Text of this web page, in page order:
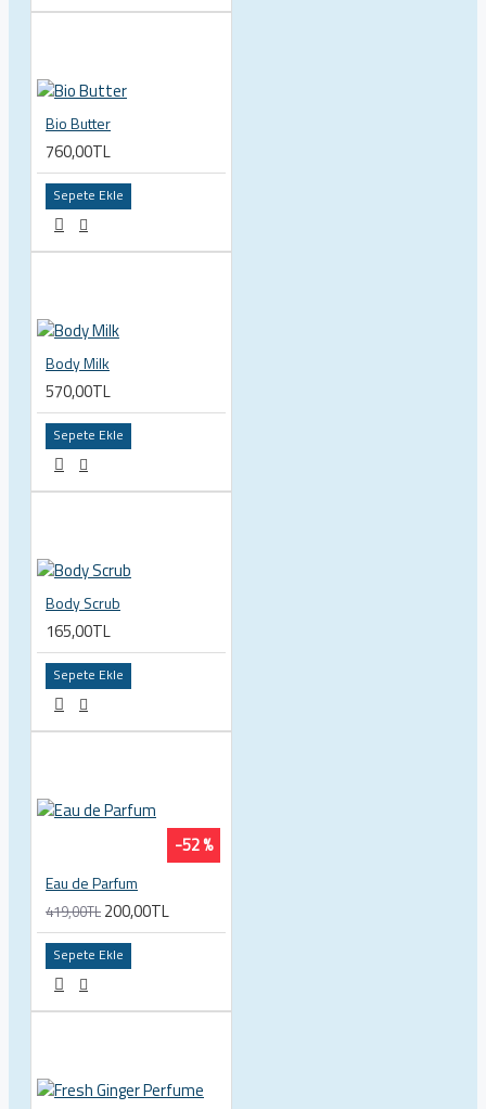
Bio Butter
760,00TL
Sepete Ekle
Body Milk
570,00TL
Sepete Ekle
Body Scrub
165,00TL
Sepete Ekle
-52 %
Eau de Parfum
419,00TL 200,00TL
Sepete Ekle